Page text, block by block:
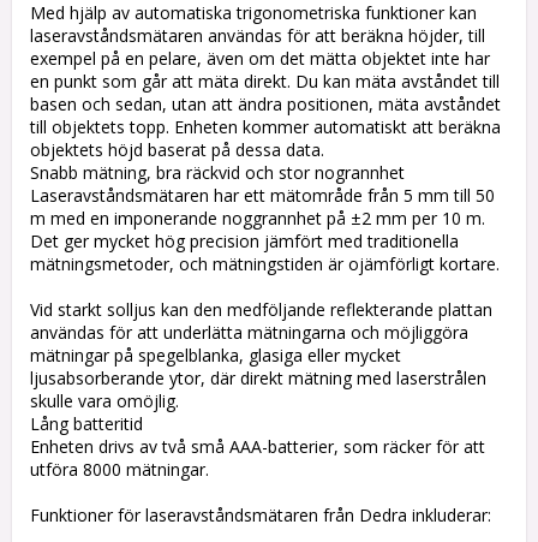
Med hjälp av automatiska trigonometriska funktioner kan
laseravståndsmätaren användas för att beräkna höjder, till
exempel på en pelare, även om det mätta objektet inte har
en punkt som går att mäta direkt. Du kan mäta avståndet till
basen och sedan, utan att ändra positionen, mäta avståndet
till objektets topp. Enheten kommer automatiskt att beräkna
objektets höjd baserat på dessa data.
Snabb mätning, bra räckvid och stor nogrannhet
Laseravståndsmätaren har ett mätområde från 5 mm till 50
m med en imponerande noggrannhet på ±2 mm per 10 m.
Det ger mycket hög precision jämfört med traditionella
mätningsmetoder, och mätningstiden är ojämförligt kortare.
Vid starkt solljus kan den medföljande reflekterande plattan
användas för att underlätta mätningarna och möjliggöra
mätningar på spegelblanka, glasiga eller mycket
ljusabsorberande ytor, där direkt mätning med laserstrålen
skulle vara omöjlig.
Lång batteritid
Enheten drivs av två små AAA-batterier, som räcker för att
utföra 8000 mätningar.
Funktioner för laseravståndsmätaren från Dedra inkluderar: